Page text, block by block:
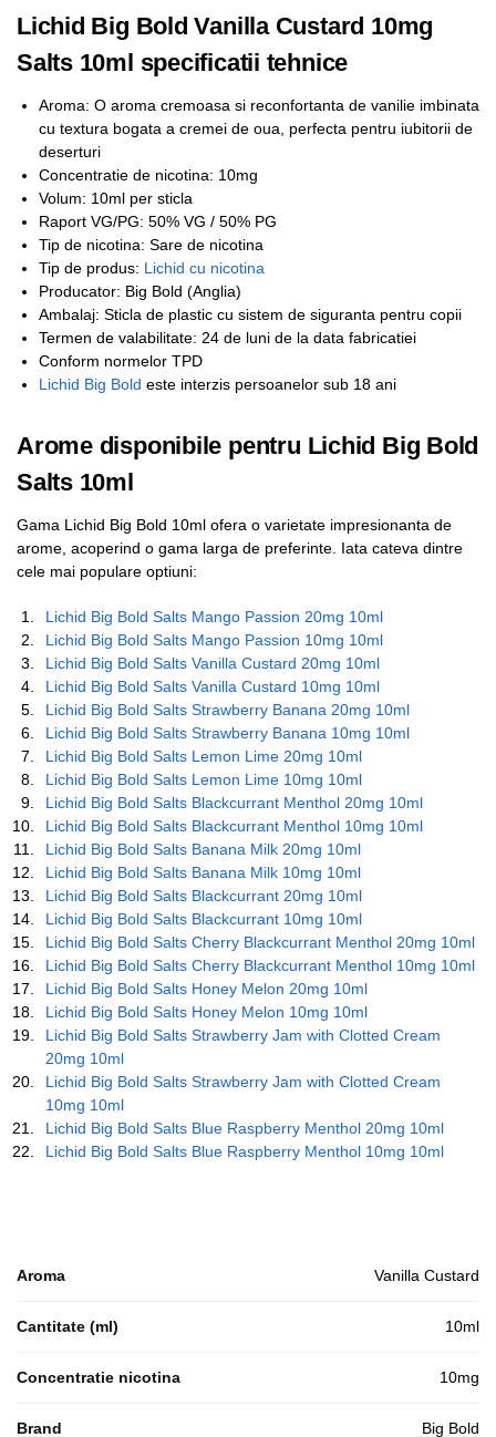
Lichid Big Bold Vanilla Custard 10mg
Salts 10ml specificatii tehnice
Aroma: O aroma cremoasa si reconfortanta de vanilie imbinata
cu textura bogata a cremei de oua, perfecta pentru iubitorii de
deserturi
Concentratie de nicotina: 10mg
Volum: 10ml per sticla
Raport VG/PG: 50% VG / 50% PG
Tip de nicotina: Sare de nicotina
Tip de produs: Lichid cu nicotina
Producator: Big Bold (Anglia)
Ambalaj: Sticla de plastic cu sistem de siguranta pentru copii
Termen de valabilitate: 24 de luni de la data fabricatiei
Conform normelor TPD
Lichid Big Bold este interzis persoanelor sub 18 ani
Arome disponibile pentru Lichid Big Bold
Salts 10ml
Gama Lichid Big Bold 10ml ofera o varietate impresionanta de
arome, acoperind o gama larga de preferinte. Iata cateva dintre
cele mai populare optiuni:
Lichid Big Bold Salts Mango Passion 20mg 10ml
Lichid Big Bold Salts Mango Passion 10mg 10ml
Lichid Big Bold Salts Vanilla Custard 20mg 10ml
Lichid Big Bold Salts Vanilla Custard 10mg 10ml
Lichid Big Bold Salts Strawberry Banana 20mg 10ml
Lichid Big Bold Salts Strawberry Banana 10mg 10ml
Lichid Big Bold Salts Lemon Lime 20mg 10ml
Lichid Big Bold Salts Lemon Lime 10mg 10ml
Lichid Big Bold Salts Blackcurrant Menthol 20mg 10ml
Lichid Big Bold Salts Blackcurrant Menthol 10mg 10ml
Lichid Big Bold Salts Banana Milk 20mg 10ml
Lichid Big Bold Salts Banana Milk 10mg 10ml
Lichid Big Bold Salts Blackcurrant 20mg 10ml
Lichid Big Bold Salts Blackcurrant 10mg 10ml
Lichid Big Bold Salts Cherry Blackcurrant Menthol 20mg 10ml
Lichid Big Bold Salts Cherry Blackcurrant Menthol 10mg 10ml
Lichid Big Bold Salts Honey Melon 20mg 10ml
Lichid Big Bold Salts Honey Melon 10mg 10ml
Lichid Big Bold Salts Strawberry Jam with Clotted Cream
20mg 10ml
Lichid Big Bold Salts Strawberry Jam with Clotted Cream
10mg 10ml
Lichid Big Bold Salts Blue Raspberry Menthol 20mg 10ml
Lichid Big Bold Salts Blue Raspberry Menthol 10mg 10ml
Aroma Vanilla Custard
Cantitate (ml) 10ml
Concentratie nicotina 10mg
Brand Big Bold